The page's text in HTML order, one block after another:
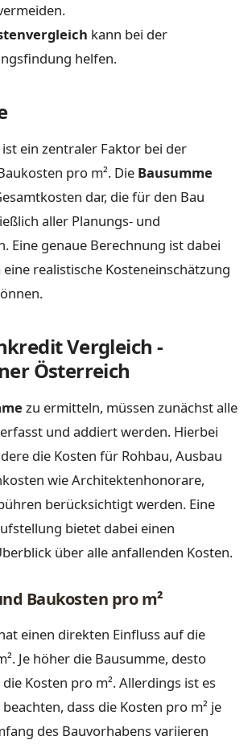
kann bei der
helfen.
ist ein zentraler Faktor bei der
pro m². Die Bausumme
dar, die für den Bau
aller Planungs- und
Eine genaue Berechnung ist dabei
realistische Kosteneinschätzung
Vergleich -
Österreich
zu ermitteln, müssen zunächst alle
und addiert werden. Hierbei
die Kosten für Rohbau, Ausbau
wie Architektenhonorare,
berücksichtigt werden. Eine
bietet dabei einen
über alle anfallenden Kosten.
Baukosten pro m²
einen direkten Einfluss auf die
Je höher die Bausumme, desto
Kosten pro m². Allerdings ist es
dass die Kosten pro m² je
des Bauvorhabens variieren